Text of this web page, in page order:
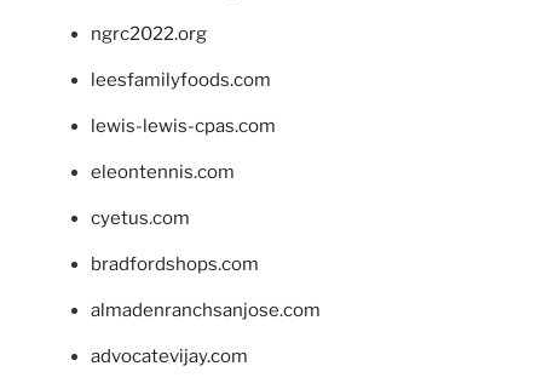
ngrc2022.org
leesfamilyfoods.com
lewis-lewis-cpas.com
eleontennis.com
cyetus.com
bradfordshops.com
almadenranchsanjose.com
advocatevijay.com